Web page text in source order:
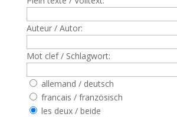
Auteur / Autor:
Mot clef / Schlagwort:
allemand / deutsch
francais / französisch
les deux / beide